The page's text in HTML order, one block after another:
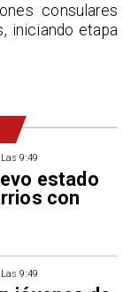
9:49
estado
con
9:49
Libres (ASOF)
a Fabiola
utilizada